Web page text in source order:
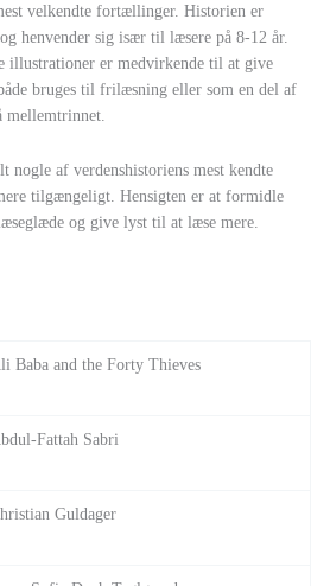
velkendte fortællinger. Historien er
henvender sig især til læsere på 8-12 år.
illustrationer er medvirkende til at give
bruges til frilæsning eller som en del af
mellemtrinnet.
nogle af verdenshistoriens mest kendte
tilgængeligt. Hensigten er at formidle
og give lyst til at læse mere.
Baba and the Forty Thieves
Fattah Sabri
Guldager